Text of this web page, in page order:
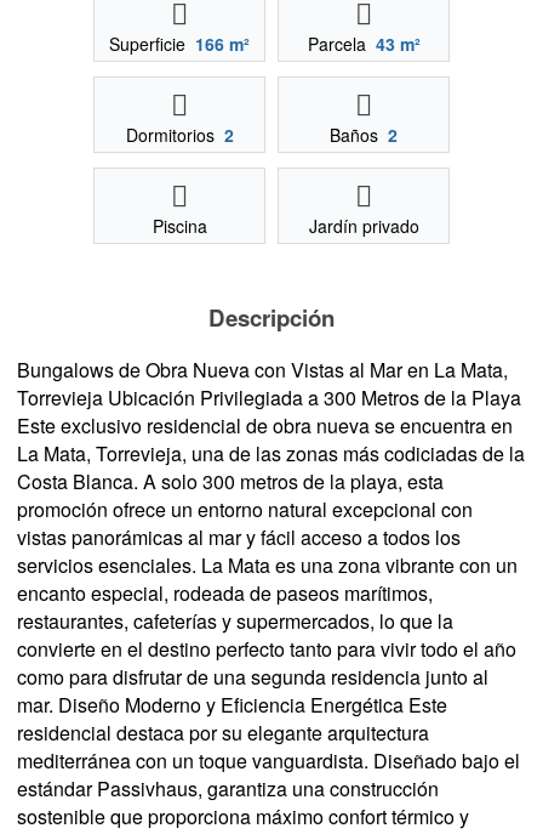
Superficie 166 m² Parcela 43 m²
Dormitorios 2 Baños 2
Piscina Jardín privado
Descripción
Bungalows de Obra Nueva con Vistas al Mar en La Mata,
Torrevieja Ubicación Privilegiada a 300 Metros de la Playa
Este exclusivo residencial de obra nueva se encuentra en
La Mata, Torrevieja, una de las zonas más codiciadas de la
Costa Blanca. A solo 300 metros de la playa, esta
promoción ofrece un entorno natural excepcional con
vistas panorámicas al mar y fácil acceso a todos los
servicios esenciales. La Mata es una zona vibrante con un
encanto especial, rodeada de paseos marítimos,
restaurantes, cafeterías y supermercados, lo que la
convierte en el destino perfecto tanto para vivir todo el año
como para disfrutar de una segunda residencia junto al
mar. Diseño Moderno y Eficiencia Energética Este
residencial destaca por su elegante arquitectura
mediterránea con un toque vanguardista. Diseñado bajo el
estándar Passivhaus, garantiza una construcción
sostenible que proporciona máximo confort térmico y